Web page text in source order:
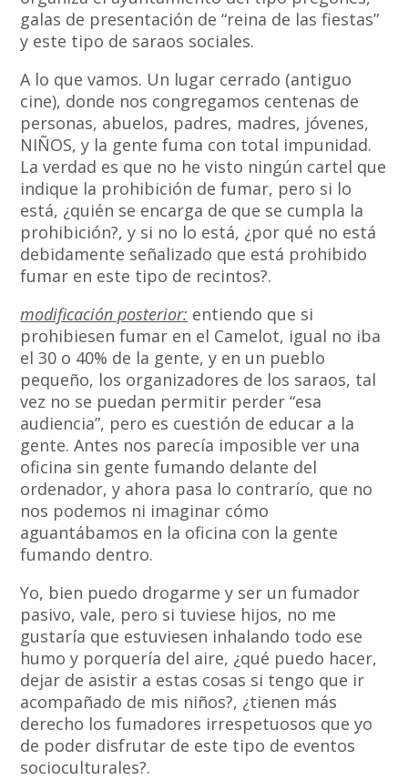
galas de presentación de “reina de las fiestas”
y este tipo de saraos sociales.
A lo que vamos. Un lugar cerrado (antiguo
cine), donde nos congregamos centenas de
personas, abuelos, padres, madres, jóvenes,
NIÑOS, y la gente fuma con total impunidad.
La verdad es que no he visto ningún cartel que
indique la prohibición de fumar, pero si lo
está, ¿quién se encarga de que se cumpla la
prohibición?, y si no lo está, ¿por qué no está
debidamente señalizado que está prohibido
fumar en este tipo de recintos?.
modificación posterior: entiendo que si
prohibiesen fumar en el Camelot, igual no iba
el 30 o 40% de la gente, y en un pueblo
pequeño, los organizadores de los saraos, tal
vez no se puedan permitir perder “esa
audiencia”, pero es cuestión de educar a la
gente. Antes nos parecía imposible ver una
oficina sin gente fumando delante del
ordenador, y ahora pasa lo contrarío, que no
nos podemos ni imaginar cómo
aguantábamos en la oficina con la gente
fumando dentro.
Yo, bien puedo drogarme y ser un fumador
pasivo, vale, pero si tuviese hijos, no me
gustaría que estuviesen inhalando todo ese
humo y porquería del aire, ¿qué puedo hacer,
dejar de asistir a estas cosas si tengo que ir
acompañado de mis niños?, ¿tienen más
derecho los fumadores irrespetuosos que yo
de poder disfrutar de este tipo de eventos
socioculturales?.